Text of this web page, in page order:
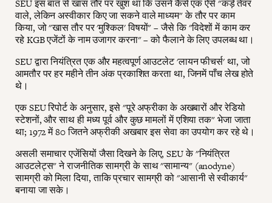
SEU इस बात से खास तौर पर खुश था कि उसने कैसे एक ऐसे "कड़े तेवर
वाले, लेकिन अस्वीकार किए जा सकने वाले माध्यम" के तौर पर काम
किया, जो "खास तौर पर 'मुश्किल' विषयों" – जैसे कि "विदेशों में काम कर
रहे KGB एजेंटों के नाम उजागर करना" – को फैलाने के लिए उपलब्ध था।
SEU द्वारा नियंत्रित एक और महत्वपूर्ण आउटलेट 'लायन फीचर्स' था, जो
आमतौर पर हर महीने तीन अंक प्रकाशित करता था, जिनमें पाँच लेख होते
थे।
एक SEU रिपोर्ट के अनुसार, इसे "पूरे अफ्रीका के अखबारों और रेडियो
स्टेशनों, और साथ ही मध्य पूर्व और कुछ मामलों में एशिया तक" भेजा जाता
था; 1972 में 80 जितने अफ्रीकी अखबार इस सेवा का उपयोग कर रहे थे।
असली समाचार एजेंसियों जैसा दिखने के लिए, SEU के "नियंत्रित
आउटलेट्स" ने राजनीतिक सामग्री के साथ "सामान्य" (anodyne)
सामग्री को मिला दिया, ताकि प्रचार सामग्री को "आसानी से स्वीकार्य"
बनाया जा सके।